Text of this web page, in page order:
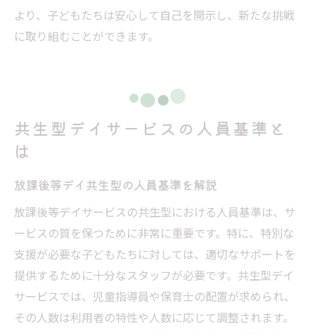
より、子どもたちは安心して自己を開示し、新たな挑戦
に取り組むことができます。
共生型デイサービスの人員基準と
は
放課後等デイ共生型の人員基準を解説
放課後等デイサービスの共生型における人員基準は、サ
ービスの質を保つために非常に重要です。特に、特別な
支援が必要な子どもたちに対しては、適切なサポートを
提供するために十分なスタッフが必要です。共生型デイ
サービスでは、児童指導員や保育士の配置が求められ、
その人数は利用者の特性や人数に応じて調整されます。